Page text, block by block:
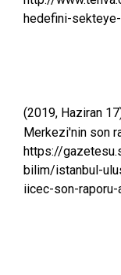
hedefini-sekteye-
(2019, Haziran
Merkezi'nin son
https://
bilim/istanbul-
iicec-son-raporu-